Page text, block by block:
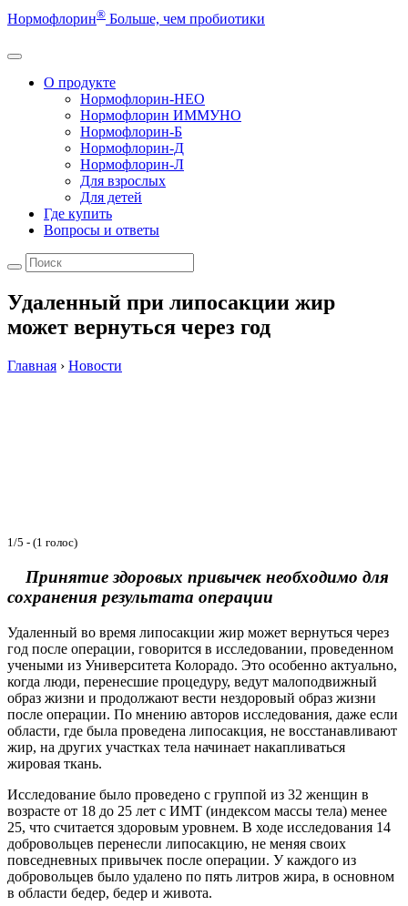
Нормофлорин® Больше, чем пробиотики
О продукте
Нормофлорин-НЕО
Нормофлорин ИММУНО
Нормофлорин-Б
Нормофлорин-Д
Нормофлорин-Л
Для взрослых
Для детей
Где купить
Вопросы и ответы
Удаленный при липосакции жир
может вернуться через год
Главная › Новости
1/5 - (1 голос)
Принятие здоровых привычек необходимо для
сохранения результата операции
Удаленный во время липосакции жир может вернуться через
год после операции, говорится в исследовании, проведенном
учеными из Университета Колорадо. Это особенно актуально,
когда люди, перенесшие процедуру, ведут малоподвижный
образ жизни и продолжают вести нездоровый образ жизни
после операции. По мнению авторов исследования, даже если
области, где была проведена липосакция, не восстанавливают
жир, на других участках тела начинает накапливаться
жировая ткань.
Исследование было проведено с группой из 32 женщин в
возрасте от 18 до 25 лет с ИМТ (индексом массы тела) менее
25, что считается здоровым уровнем. В ходе исследования 14
добровольцев перенесли липосакцию, не меняя своих
повседневных привычек после операции. У каждого из
добровольцев было удалено по пять литров жира, в основном
в области бедер, бедер и живота.